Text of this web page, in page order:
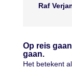
Raf
Op reis
gaan.
Het betekent